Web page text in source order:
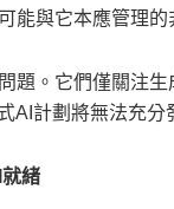
能與它本應管理的
題。它們僅關注生
AI計劃將無法充分
緒